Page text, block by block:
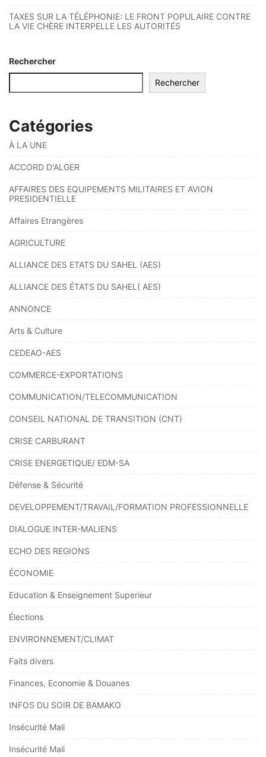
TAXES SUR LA TÉLÉPHONIE: LE FRONT POPULAIRE CONTRE
LA VIE CHÈRE INTERPELLE LES AUTORITÉS
Rechercher
Rechercher
Catégories
À LA UNE
ACCORD D'ALGER
AFFAIRES DES EQUIPEMENTS MILITAIRES ET AVION
PRESIDENTIELLE
Affaires Etrangères
AGRICULTURE
ALLIANCE DES ETATS DU SAHEL (AES)
ALLIANCE DES ÉTATS DU SAHEL( AES)
ANNONCE
Arts & Culture
CEDEAO-AES
COMMERCE-EXPORTATIONS
COMMUNICATION/TELECOMMUNICATION
CONSEIL NATIONAL DE TRANSITION (CNT)
CRISE CARBURANT
CRISE ENERGETIQUE/ EDM-SA
Défense & Sécurité
DEVELOPPEMENT/TRAVAIL/FORMATION PROFESSIONNELLE
DIALOGUE INTER-MALIENS
ECHO DES REGIONS
ÉCONOMIE
Education & Enseignement Superieur
Élections
ENVIRONNEMENT/CLIMAT
Faits divers
Finances, Economie & Douanes
INFOS DU SOIR DE BAMAKO
Insécurité Mali
Insécurité Mali